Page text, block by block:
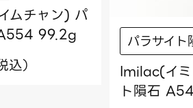
ムチャン) パ
99.2g
込）
パラサイト
Imilac(イ
ト隕石